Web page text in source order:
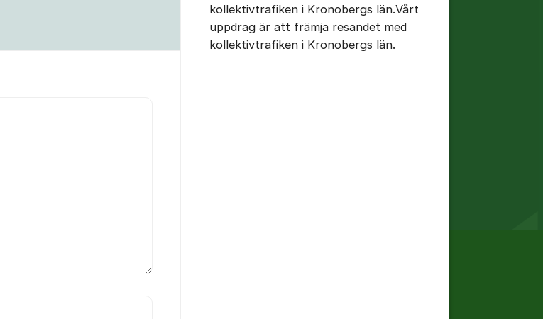
kollektivtrafiken i Kronobergs län.Vårt
uppdrag är att främja resandet med
kollektivtrafiken i Kronobergs län.